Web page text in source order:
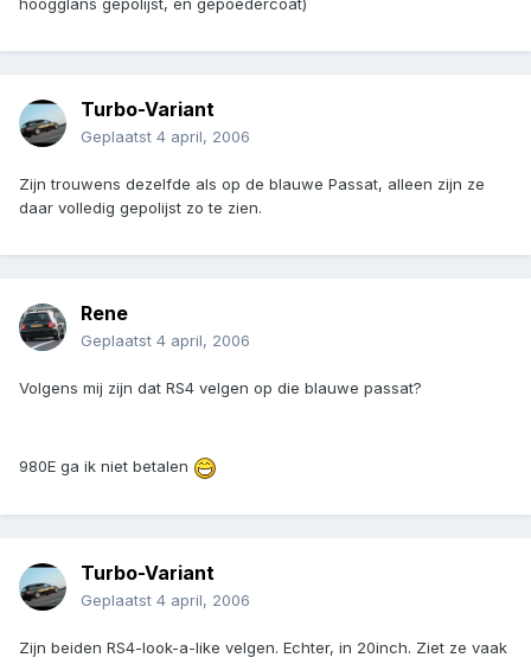
hoogglans gepolijst, en gepoedercoat)
Turbo-Variant
Geplaatst 4 april, 2006
Zijn trouwens dezelfde als op de blauwe Passat, alleen zijn ze
daar volledig gepolijst zo te zien.
Rene
Geplaatst 4 april, 2006
Volgens mij zijn dat RS4 velgen op die blauwe passat?
980E ga ik niet betalen
Turbo-Variant
Geplaatst 4 april, 2006
Zijn beiden RS4-look-a-like velgen. Echter, in 20inch. Ziet ze vaak